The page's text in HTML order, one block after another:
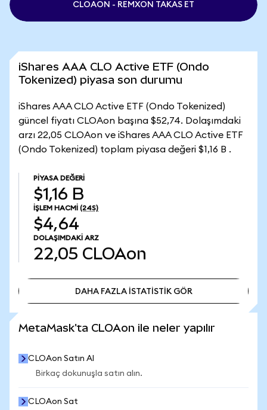
CLOAON - REMXON TAKAS ET
iShares AAA CLO Active ETF (Ondo
Tokenized) piyasa son durumu
iShares AAA CLO Active ETF (Ondo Tokenized)
güncel fiyatı CLOAon başına $52,74. Dolaşımdaki
arzı 22,05 CLOAon ve iShares AAA CLO Active ETF
(Ondo Tokenized) toplam piyasa değeri $1,16 B .
PIYASA DEĞERI
$1,16 B
İŞLEM HACMI (24S)
$4,64
DOLAŞIMDAKI ARZ
22,05 CLOAon
DAHA FAZLA İSTATİSTİK GÖR
MetaMask'ta CLOAon ile neler yapılır
CLOAon Satın Al
Birkaç dokunuşla satın alın.
CLOAon Sat